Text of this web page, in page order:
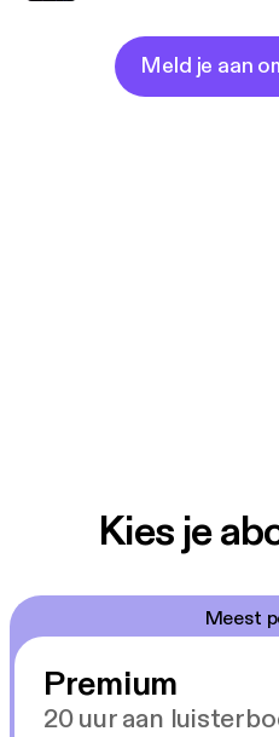
Meld je aan
Kies je
Meest
Premium
20 uur aan